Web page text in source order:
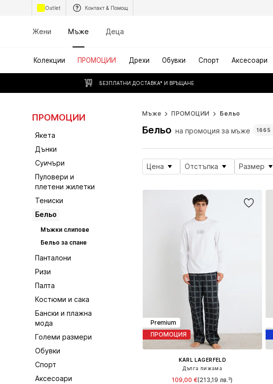
Outlet Контакт & Помощ
Жени Мъже Деца
Колекции ПРОМОЦИИ Дрехи Обувки Спорт Аксесоари
БЕЗПЛАТНИ ДОСТАВКА* И ВРЪЩАНЕ
ПРОМОЦИИ
Якета
Дънки
Суичъри
Пуловери и
плетени жилетки
Тениски
Бельо
Мъжки слипове
Бельо за спане
Панталони
Ризи
Палта
Костюми и сака
Бански и плажна
мода
Големи размери
Обувки
Спорт
Аксесоари
Мъже ПРОМОЦИИ Бельо
Бельо на промоция за мъже 1665
Цена Отстъпка Размер
Premium
ПРОМОЦИЯ
KARL LAGERFELD
Дълга пижама
109,00 €(213,19 лв.³)